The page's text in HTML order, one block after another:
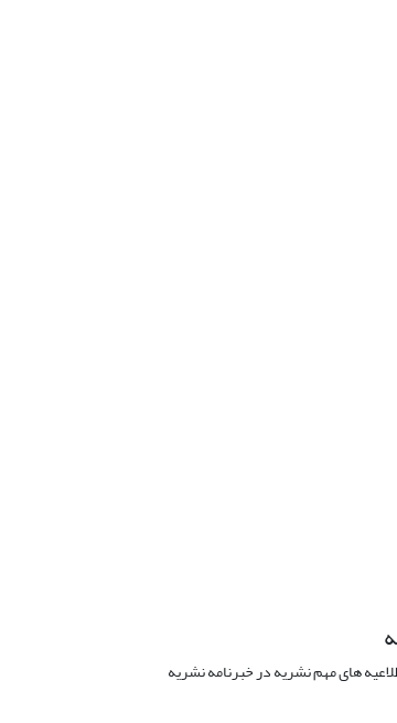
های مهم نشریه در خبرنامه نشریه